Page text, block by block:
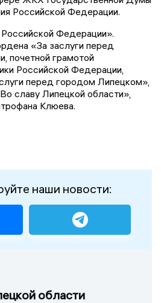
Российской Федерации.
Федерации».
«За заслуги перед
почетной грамотой
Российской Федерации,
перед городом Липецком»,
славу Липецкой области»,
Клюева.
наши новости:
области